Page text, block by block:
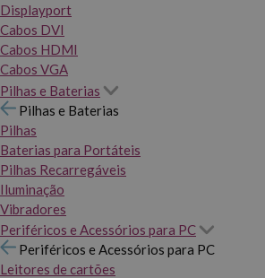
Displayport
Cabos DVI
Cabos HDMI
Cabos VGA
Pilhas e Baterias
Pilhas e Baterias
Pilhas
Baterias para Portáteis
Pilhas Recarregáveis
Iluminação
Vibradores
Periféricos e Acessórios para PC
Periféricos e Acessórios para PC
Leitores de cartões